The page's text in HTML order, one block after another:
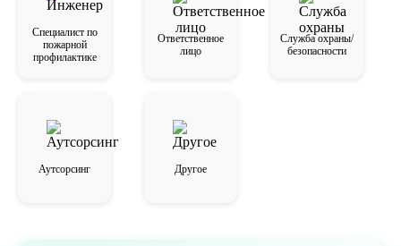
Специалист по
пожарной
профилактике
Ответственное
лицо
Служба охраны/
безопасности
Аутсорсинг Другое